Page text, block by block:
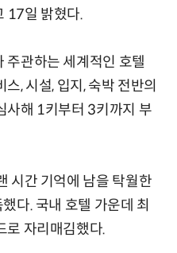
17일 밝혔다.
주관하는 세계적인 호텔
, 시설, 입지, 숙박 전반의
사해 1키부터 3키까지 부
시간 기억에 남을 탁월한
다. 국내 호텔 가운데 최
로 자리매김했다.